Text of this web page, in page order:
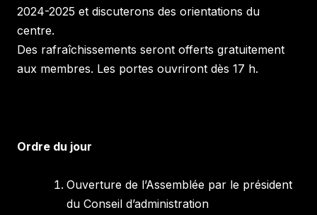
2024-2025 et discuterons des orientations du
centre.
Des rafraîchissements seront offerts gratuitement
aux membres. Les portes ouvriront dès 17 h.
Ordre du jour
Ouverture de l’Assemblée par le président
du Conseil d’administration